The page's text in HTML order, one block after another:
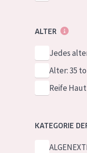
ALTER
Jedes
Alter: 35 to
Reife Haut
KATEGORIE